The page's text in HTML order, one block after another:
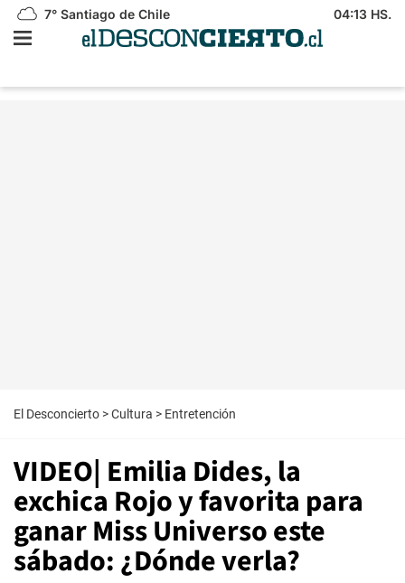
7° Santiago de Chile 04:13 HS.
El Desconcierto >Cultura > Entretención
VIDEO| Emilia Dides, la
exchica Rojo y favorita para
ganar Miss Universo este
sábado: ¿Dónde verla?